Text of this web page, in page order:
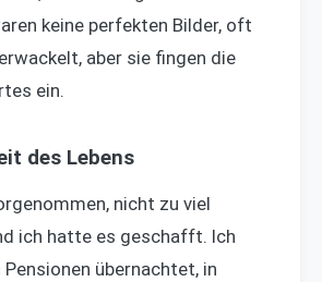
keine perfekten Bilder, oft
aber sie fingen die
ein.
des Lebens
nicht zu viel
ich hatte es geschafft. Ich
übernachtet, in